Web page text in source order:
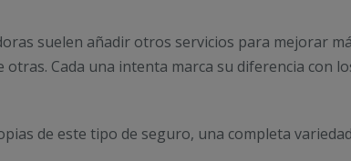
suelen añadir otros servicios para mejorar
Cada una intenta marca su diferencia con
de este tipo de seguro, una completa